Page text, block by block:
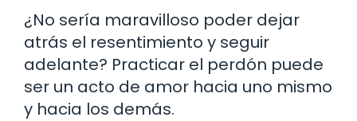
¿No sería maravilloso poder dejar
atrás el resentimiento y seguir
adelante? Practicar el perdón puede
ser un acto de amor hacia uno mismo
y hacia los demás.